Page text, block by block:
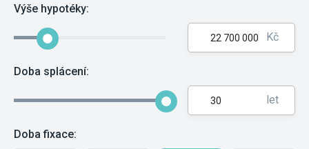
Výše hypotéky:
Kč
Doba splácení:
let
Doba fixace: